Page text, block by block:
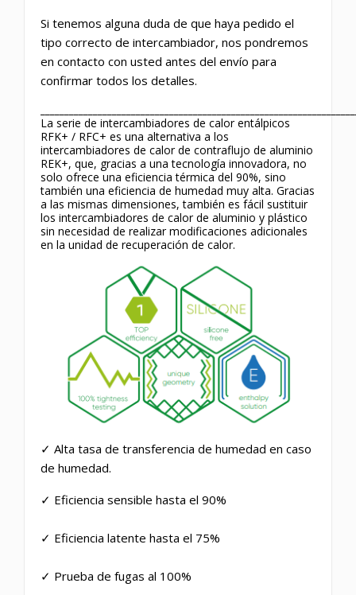
Si tenemos alguna duda de que haya pedido el
tipo correcto de intercambiador, nos pondremos
en contacto con usted antes del envío para
confirmar todos los detalles.
La serie de intercambiadores de calor entálpicos
RFK+ / RFC+ es una alternativa a los
intercambiadores de calor de contraflujo de aluminio
REK+, que, gracias a una tecnología innovadora, no
solo ofrece una eficiencia térmica del 90%, sino
también una eficiencia de humedad muy alta. Gracias
a las mismas dimensiones, también es fácil sustituir
los intercambiadores de calor de aluminio y plástico
sin necesidad de realizar modificaciones adicionales
en la unidad de recuperación de calor.
✓ Alta tasa de transferencia de humedad en caso
de humedad.
✓ Eficiencia sensible hasta el 90%
✓ Eficiencia latente hasta el 75%
✓ Prueba de fugas al 100%